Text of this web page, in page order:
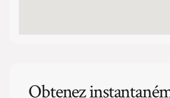
Obtenez